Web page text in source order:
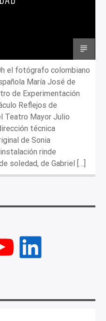
el fotógrafo colombiano
María José de
de Experimentación
Reflejos de
Teatro Mayor Julio
técnica
de Sonia
rinde
soledad, de Gabriel […]
LinkedIn